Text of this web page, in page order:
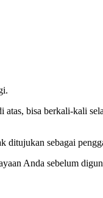
bisa berkali-kali
ditujukan sebagai
Anda sebelum